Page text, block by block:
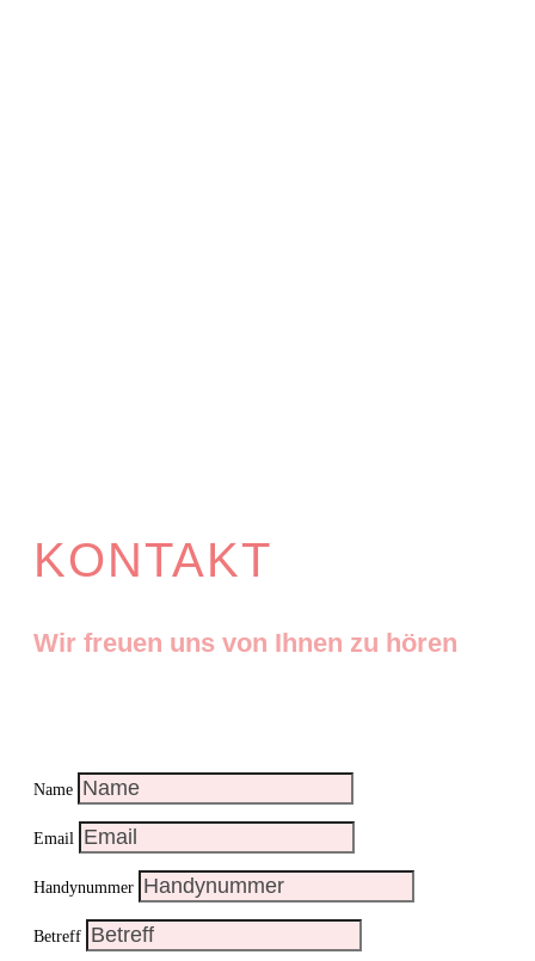
KONTAKT
Wir freuen uns von Ihnen zu hören
Name
Email
Handynummer
Betreff